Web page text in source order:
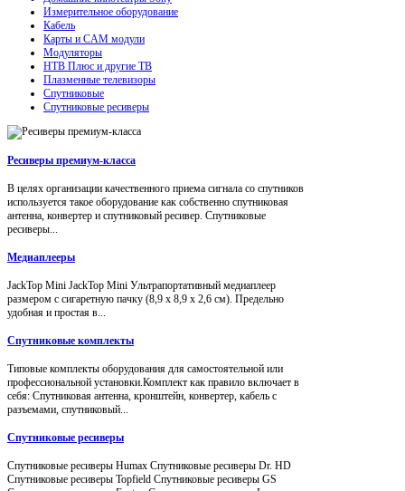
Измерительное оборудование
Кабель
Карты и CAM модули
Модуляторы
НТВ Плюс и другие ТВ
Плазменные телевизоры
Спутниковые
Спутниковые ресиверы
Ресиверы премиум-класса
В целях организации качественного приема сигнала со спутников
используется такое оборудование как собственно спутниковая
антенна, конвертер и спутниковый ресивер. Спутниковые
ресиверы...
Медиаплееры
JackTop Mini JackTop Mini Ультрапортативный медиаплеер
размером с сигаретную пачку (8,9 x 8,9 x 2,6 см). Предельно
удобная и простая в...
Спутниковые комплекты
Типовые комплекты оборудования для самостоятельной или
профессиональной установки.Комплект как правило включает в
себя: Спутниковая антенна, кронштейн, конвертер, кабель с
разъемами, спутниковый...
Спутниковые ресиверы
Спутниковые ресиверы Humax Спутниковые ресиверы Dr. HD
Спутниковые ресиверы Topfield Спутниковые ресиверы GS